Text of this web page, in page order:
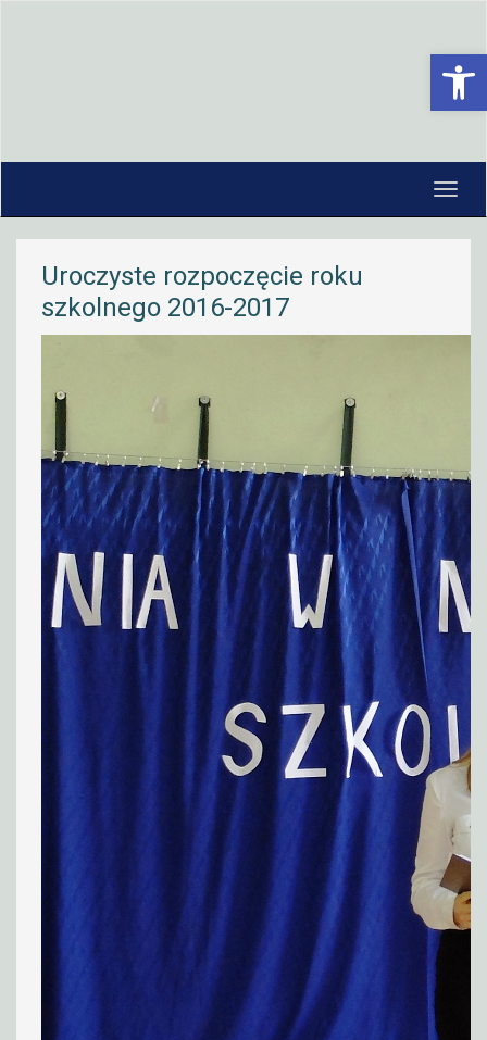
Uroczyste rozpoczęcie roku
szkolnego 2016-2017